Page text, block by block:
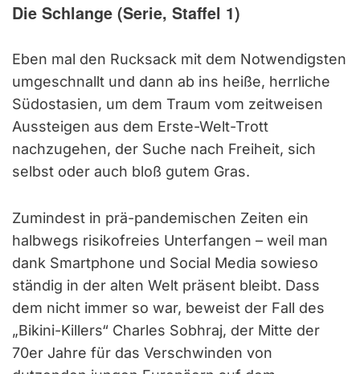
Die Schlange (Serie, Staffel 1)
Eben mal den Rucksack mit dem Notwendigsten
umgeschnallt und dann ab ins heiße, herrliche
Südostasien, um dem Traum vom zeitweisen
Aussteigen aus dem Erste-Welt-Trott
nachzugehen, der Suche nach Freiheit, sich
selbst oder auch bloß gutem Gras.
Zumindest in prä-pandemischen Zeiten ein
halbwegs risikofreies Unterfangen – weil man
dank Smartphone und Social Media sowieso
ständig in der alten Welt präsent bleibt. Dass
dem nicht immer so war, beweist der Fall des
„Bikini-Killers“ Charles Sobhraj, der Mitte der
70er Jahre für das Verschwinden von